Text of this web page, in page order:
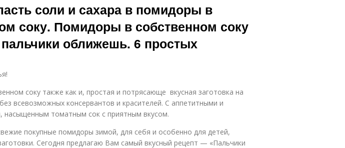
соли и сахара в помидоры в
соку. Помидоры в собственном соку
оближешь. 6 простых
соку также как и, простая и потрясающе вкусная заготовка на
всевозможных консервантов и красителей. С аппетитными и
насыщенным томатным сок с приятным вкусом.
покупные помидоры зимой, для себя и особенно для детей,
Сегодня предлагаю Вам самый вкусный рецепт — «Пальчики